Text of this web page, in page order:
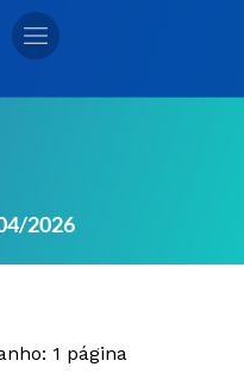
2026
1 página